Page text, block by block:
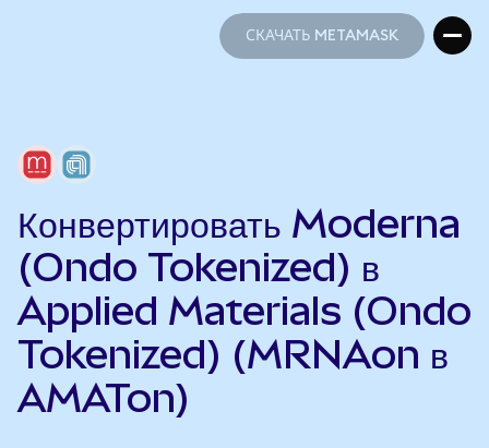
СКАЧАТЬ METAMASK
Конвертировать Moderna
(Ondo Tokenized) в
Applied Materials (Ondo
Tokenized) (MRNAon в
AMATon)